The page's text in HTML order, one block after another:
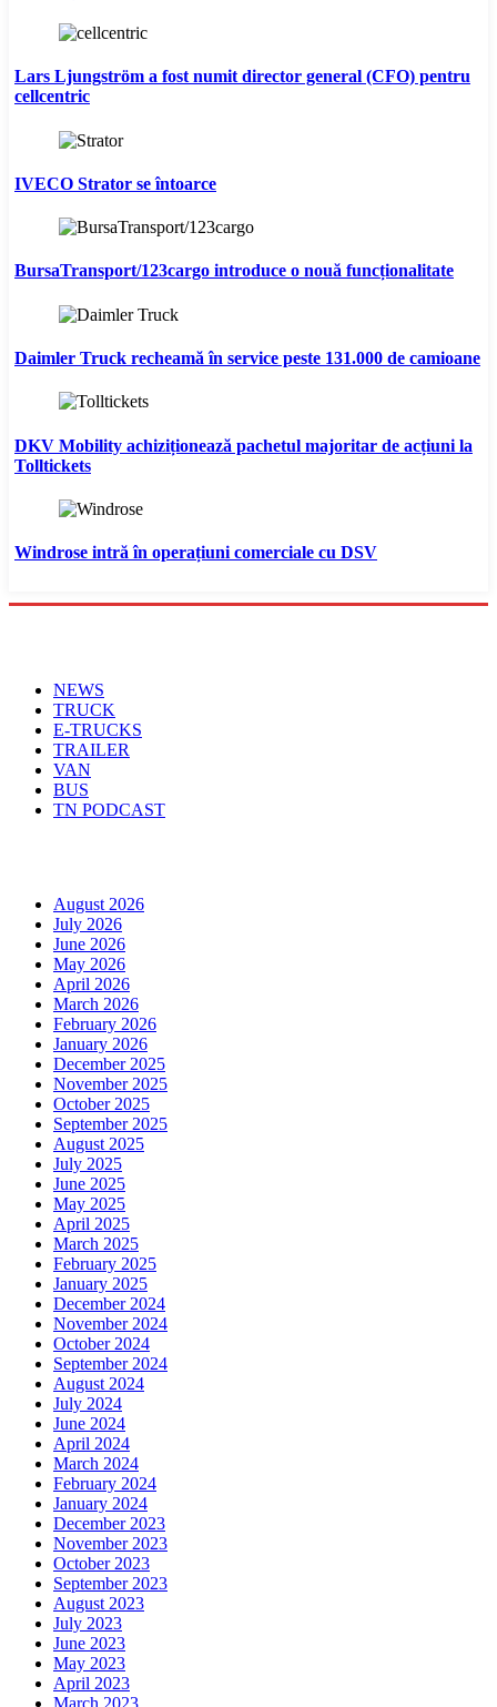
Lars Ljungström a fost numit director general (CFO) pentru
cellcentric
IVECO Strator se întoarce
BursaTransport/123cargo introduce o nouă funcționalitate
Daimler Truck recheamă în service peste 131.000 de camioane
DKV Mobility achiziționează pachetul majoritar de acțiuni la
Tolltickets
Windrose intră în operațiuni comerciale cu DSV
NEWS
TRUCK
E-TRUCKS
TRAILER
VAN
BUS
TN PODCAST
August 2026
July 2026
June 2026
May 2026
April 2026
March 2026
February 2026
January 2026
December 2025
November 2025
October 2025
September 2025
August 2025
July 2025
June 2025
May 2025
April 2025
March 2025
February 2025
January 2025
December 2024
November 2024
October 2024
September 2024
August 2024
July 2024
June 2024
April 2024
March 2024
February 2024
January 2024
December 2023
November 2023
October 2023
September 2023
August 2023
July 2023
June 2023
May 2023
April 2023
March 2023